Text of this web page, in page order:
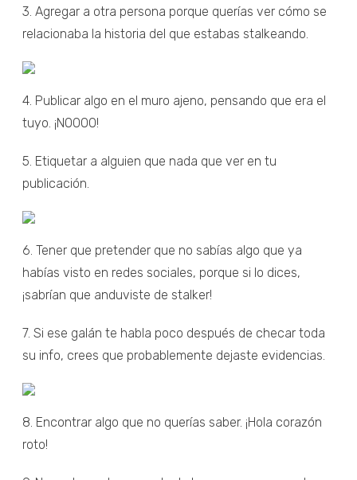
3. Agregar a otra persona porque querías ver cómo se
relacionaba la historia del que estabas stalkeando.
4. Publicar algo en el muro ajeno, pensando que era el
tuyo. ¡NOOOO!
5. Etiquetar a alguien que nada que ver en tu
publicación.
6. Tener que pretender que no sabías algo que ya
habías visto en redes sociales, porque si lo dices,
¡sabrían que anduviste de stalker!
7. Si ese galán te habla poco después de checar toda
su info, crees que probablemente dejaste evidencias.
8. Encontrar algo que no querías saber. ¡Hola corazón
roto!